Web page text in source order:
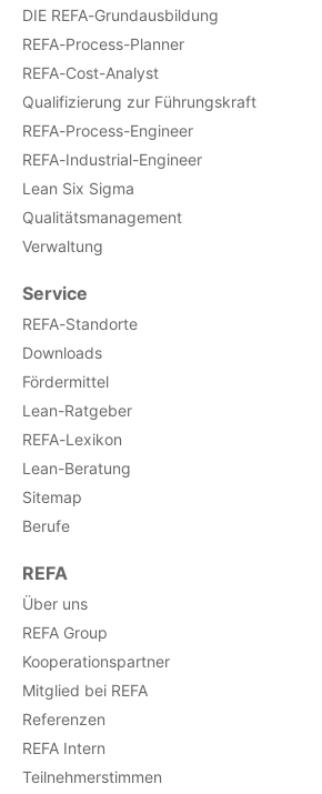
DIE REFA-Grundausbildung
REFA-Process-Planner
REFA-Cost-Analyst
Qualifizierung zur Führungskraft
REFA-Process-Engineer
REFA-Industrial-Engineer
Lean Six Sigma
Qualitätsmanagement
Verwaltung
Service
REFA-Standorte
Downloads
Fördermittel
Lean-Ratgeber
REFA-Lexikon
Lean-Beratung
Sitemap
Berufe
REFA
Über uns
REFA Group
Kooperationspartner
Mitglied bei REFA
Referenzen
REFA Intern
Teilnehmerstimmen